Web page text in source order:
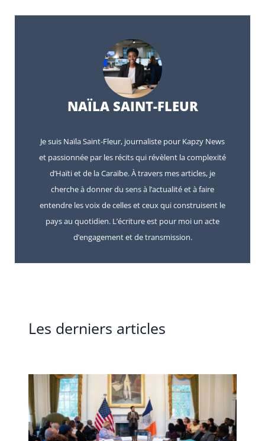
NAÏLA SAINT-FLEUR
Je suis Naïla Saint-Fleur, journaliste pour Kapzy News
et passionnée par les récits qui révèlent la complexité
d’Haïti et de la Caraïbe. À travers mes articles, je
cherche à donner du sens à l’actualité et à faire
entendre les voix de celles et ceux qui construisent le
pays au quotidien. L’écriture est pour moi un acte
d’engagement et de transmission.
Les derniers articles